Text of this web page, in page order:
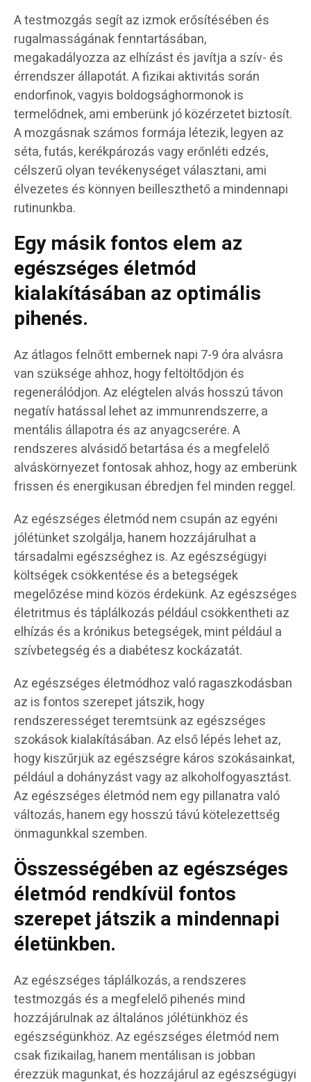
A testmozgás segít az izmok erősítésében és
rugalmasságának fenntartásában,
megakadályozza az elhízást és javítja a szív- és
érrendszer állapotát. A fizikai aktivitás során
endorfinok, vagyis boldogsághormonok is
termelődnek, ami emberünk jó közérzetet biztosít.
A mozgásnak számos formája létezik, legyen az
séta, futás, kerékpározás vagy erőnléti edzés,
célszerű olyan tevékenységet választani, ami
élvezetes és könnyen beilleszthető a mindennapi
rutinunkba.
Egy másik fontos elem az
egészséges életmód
kialakításában az optimális
pihenés.
Az átlagos felnőtt embernek napi 7-9 óra alvásra
van szüksége ahhoz, hogy feltöltődjön és
regenerálódjon. Az elégtelen alvás hosszú távon
negatív hatással lehet az immunrendszerre, a
mentális állapotra és az anyagcserére. A
rendszeres alvásidő betartása és a megfelelő
alváskörnyezet fontosak ahhoz, hogy az emberünk
frissen és energikusan ébredjen fel minden reggel.
Az egészséges életmód nem csupán az egyéni
jólétünket szolgálja, hanem hozzájárulhat a
társadalmi egészséghez is. Az egészségügyi
költségek csökkentése és a betegségek
megelőzése mind közös érdekünk. Az egészséges
életritmus és táplálkozás például csökkentheti az
elhízás és a krónikus betegségek, mint például a
szívbetegség és a diabétesz kockázatát.
Az egészséges életmódhoz való ragaszkodásban
az is fontos szerepet játszik, hogy
rendszerességet teremtsünk az egészséges
szokások kialakításában. Az első lépés lehet az,
hogy kiszűrjük az egészségre káros szokásainkat,
például a dohányzást vagy az alkoholfogyasztást.
Az egészséges életmód nem egy pillanatra való
változás, hanem egy hosszú távú kötelezettség
önmagunkkal szemben.
Összességében az egészséges
életmód rendkívül fontos
szerepet játszik a mindennapi
életünkben.
Az egészséges táplálkozás, a rendszeres
testmozgás és a megfelelő pihenés mind
hozzájárulnak az általános jólétünkhöz és
egészségünkhöz. Az egészséges életmód nem
csak fizikailag, hanem mentálisan is jobban
érezzük magunkat, és hozzájárul az egészségügyi